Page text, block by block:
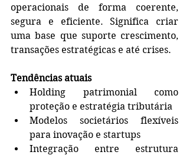
operacionais de forma coerente,
segura e eficiente. Significa criar
uma base que suporte crescimento,
transações estratégicas e até crises.
Tendências atuais
Holding patrimonial como
proteção e estratégia tributária
Modelos societários flexíveis
para inovação e startups
Integração entre estrutura